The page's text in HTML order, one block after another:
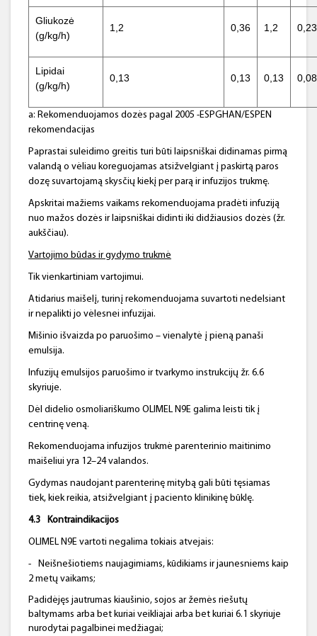
Gliukozė
(g/kg/h)
1,2 0,36 1,2 0,23
Lipidai
(g/kg/h)
0,13 0,13 0,13 0,08
a: Rekomenduojamos dozės pagal 2005 -ESPGHAN/ESPEN
rekomendacijas
Paprastai suleidimo greitis turi būti laipsniškai didinamas pirmą
valandą o vėliau koreguojamas atsižvelgiant į paskirtą paros
dozę suvartojamą skysčių kiekį per parą ir infuzijos trukmę.
Apskritai mažiems vaikams rekomenduojama pradėti infuziją
nuo mažos dozės ir laipsniškai didinti iki didžiausios dozės (žr.
aukščiau).
Vartojimo būdas ir gydymo trukmė
Tik vienkartiniam vartojimui.
Atidarius maišelį, turinį rekomenduojama suvartoti nedelsiant
ir nepalikti jo vėlesnei infuzijai.
Mišinio išvaizda po paruošimo – vienalytė į pieną panaši
emulsija.
Infuzijų emulsijos paruošimo ir tvarkymo instrukcijų žr. 6.6
skyriuje.
Dėl didelio osmoliariškumo OLIMEL N9E galima leisti tik į
centrinę veną.
Rekomenduojama infuzijos trukmė parenterinio maitinimo
maišeliui yra 12–24 valandos.
Gydymas naudojant parenterinę mitybą gali būti tęsiamas
tiek, kiek reikia, atsižvelgiant į paciento klinikinę būklę.
4.3 Kontraindikacijos
OLIMEL N9E vartoti negalima tokiais atvejais:
-
Neišnešiotiems naujagimiams, kūdikiams ir jaunesniems kaip
2 metų vaikams;
Padidėjęs jautrumas kiaušinio, sojos ar žemės riešutų
baltymams arba bet kuriai veikliajai arba bet kuriai 6.1 skyriuje
nurodytai pagalbinei medžiagai;